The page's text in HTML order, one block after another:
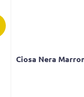
Ciosa Nera